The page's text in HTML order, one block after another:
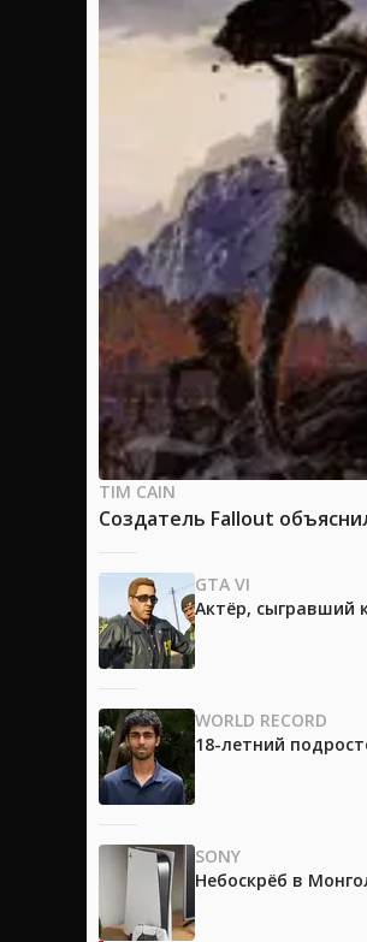
TIM CAIN
Создатель Fallout
GTA VI
Актёр, сыгравший
WORLD RECORD
18-летний
SONY
Небоскрёб в